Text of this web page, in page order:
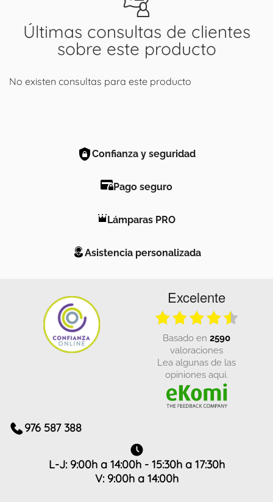
Últimas consultas de clientes
sobre este producto
No existen consultas para este producto
Confianza y seguridad
Pago seguro
Lámparas PRO
Asistencia personalizada
Excelente
basado en 2590
valoraciones
Lea algunas de las
opiniones aquí.
976 587 388
L-J: 9:00h a 14:00h - 15:30h a 17:30h
V: 9:00h a 14:00h